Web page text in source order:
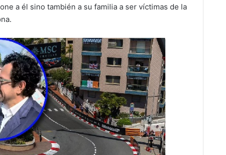
a él sino también a su familia a ser víctimas de la